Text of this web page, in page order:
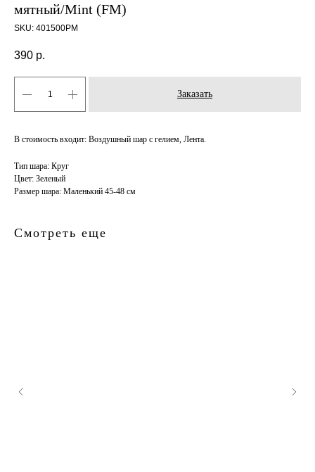
мятный/Mint (FM)
SKU: 401500PM
390 р.
Заказать
В стоимость входит: Воздушный шар с гелием, Лента.
Тип шара: Круг
Цвет: Зеленый
Размер шара: Маленький 45-48 см
Смотреть еще